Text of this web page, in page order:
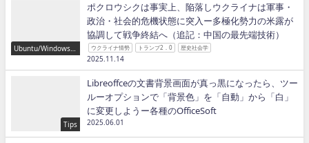
Ubuntu/Windows/P
ポクロウシクは事実上、陥落しウクライナは軍事・
政治・社会的危機状態に突入ー多極化勢力の米露が
協調して戦争終結へ（追記：中国の最先端技術）
ウクライナ情勢 トランプ2．0 歴史社会学
2025.11.14
Tips
Libreoffceの文書背景画面が真っ黒になったら、ツー
ルーオプションで「背景色」を「自動」から「白」
に変更しようー各種のOfficeSoft
2025.06.01